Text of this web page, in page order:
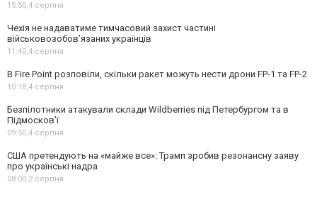
15:50,4 серпня
Чехія не надаватиме тимчасовий захист частині
військовозобов’язаних українців
11:40,4 серпня
В Fire Point розповіли, скільки ракет можуть нести дрони FP-1 та FP-2
10:18,4 серпня
Безпілотники атакували склади Wildberries під Петербургом та в
Підмосков’ї
09:50,4 серпня
США претендують на «майже все»: Трамп зробив резонансну заяву
про українські надра
08:00,2 серпня